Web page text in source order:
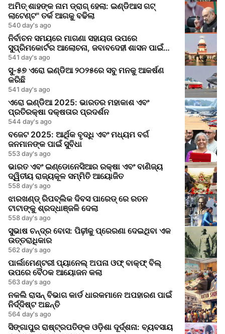
ଅମିତ୍ ଶାହଙ୍କ ନାମ ଡ୍ରାଗ୍ ହେଲା: ଇଣ୍ଡିଆସ ଗଟ୍
ଲାଟେଣ୍ଟ" ତର୍କ ଆଗକୁ ବଢିଲା
540 day's ago
ନିର୍ବାଚନ ସମୟରେ ମାଗଣା ସହାୟତା ଉପରେ
ସୁପ୍ରିମକୋର୍ଟର ଆଲୋଚନା, ଜବାବଦେହୀ ଶାସନ ପାଇଁ
ଆହ୍ୱାନ
541 day's ago
ସୁ-୫୭ ଏରୋ ଇଣ୍ଡିଆ ୨୦୨୫ରେ ସବୁ ମନକୁ ଆକର୍ଷଣ
କରିଛି
541 day's ago
ଏରୋ ଇଣ୍ଡିଆ 2025: ଭାରତର ମହାକାଶ ଏବଂ
ପ୍ରତିରକ୍ଷା ଦକ୍ଷତାର ପ୍ରଦର୍ଶନ
544 day's ago
ବଜେଟ 2025: ଆର୍ଥିକ ବୃଦ୍ଧି ଏବଂ ମଧ୍ୟମ ବର୍ଗ
ଜନମାନଙ୍କ ପାଇଁ ସୁବିଧା
553 day's ago
ଭାରତ ଏବଂ ଇଣ୍ଡୋନେସିଆର ରକ୍ଷା ଏବଂ ବାଣିଜ୍ୟ
ଦ୍ୱିତୀୟ ରାଜ୍ୟକୂଳ ସମ୍ମିତି ଆୟୋଜିତ
558 day's ago
ଝାରଖଣ୍ଡ୍ ରିପବ୍ଲିକ ଦିବସ ପାରେଡ୍ ରେ ରତନ
ଟାଟାଙ୍କୁ ଶ୍ରଦ୍ଧାଞ୍ଜଳି ଦେଲା
558 day's ago
ସୁଭାଷ ଚନ୍ଦ୍ର ବୋସ: ପିଢ଼ୀକୁ ପ୍ରେରଣା ଦେଇଥିବା ଏକ
ଉତ୍ତରାଧିକାର
562 day's ago
ପାର୍ଲାମେଣ୍ଟରୀ ପ୍ୟାନେଲ୍ ଅପନା ଓଫ୍ ବାକ୍ଫ୍ ବିଲ୍
ଉପରେ ବୈଠକ ଆୟୋଜନ କଲା
563 day's ago
ନକଲି ରାସନ୍ ବିଭାଗ କାର୍ଡ ଧାରକମାନେ ଅପହାରଣ ପାଇଁ
ନିର୍ଦ୍ଦିଷ୍ଟ ଅଛନ୍ତି
564 day's ago
ସିଙ୍ଗାପୁର ରାଷ୍ଟ୍ରପତିଙ୍କ ଓଡ଼ିଶା ଦୂର୍ଦ୍ଶନା: ବ୍ୟବସାୟ